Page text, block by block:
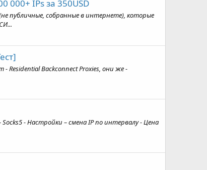
000+ IPs за 350USD
публичные, собранные в интернете), которые
Residential Backconnect Proxies, они же -
- Настройки – смена IP по интервалу - Цена